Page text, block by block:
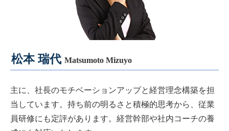
松本 瑞代 Matsumoto Mizuyo
主に、社長のモチベーションアップと経営理念構築を担
当しています。持ち前の明るさと積極的思考から、従業
員研修にも定評があります。経営幹部や社内コーチの養